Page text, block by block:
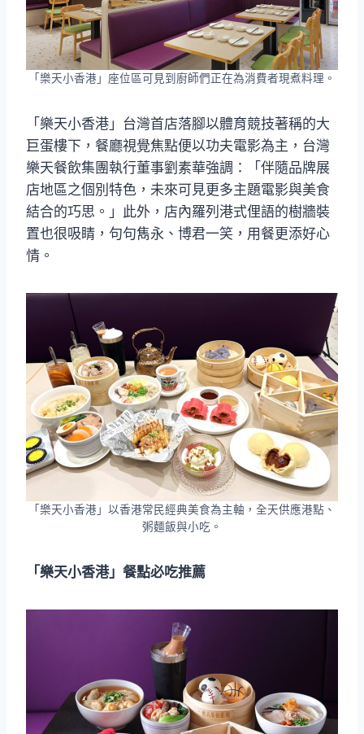
「樂天小香港」座位區可見到廚師們正在為消費者現煮料理。
「樂天小香港」台灣首店落腳以體育競技著稱的大
巨蛋樓下，餐廳視覺焦點便以功夫電影為主，台灣
樂天餐飲集團執行董事劉素華強調：「伴隨品牌展
店地區之個別特色，未來可見更多主題電影與美食
結合的巧思。」此外，店內羅列港式俚語的樹牆裝
置也很吸睛，句句雋永、博君一笑，用餐更添好心
情。
「樂天小香港」以香港常民經典美食為主軸，全天供應港點、
粥麵飯與小吃。
「樂天小香港」餐點必吃推薦